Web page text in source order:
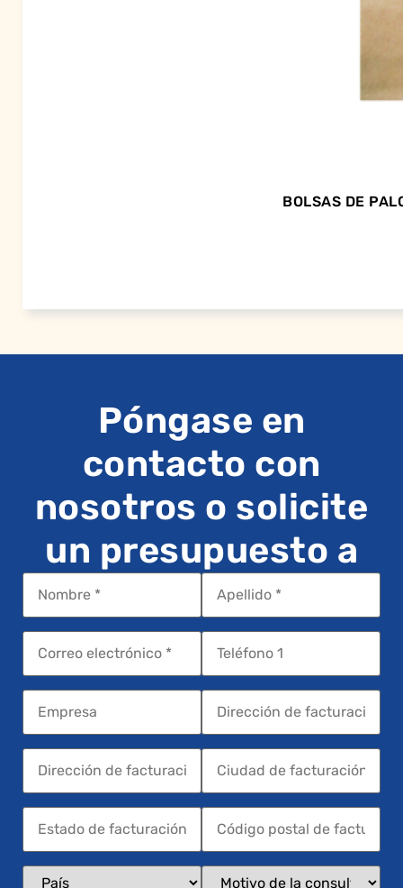
BOLSAS DE
Póngase en
contacto con
nosotros o solicite
un presupuesto a